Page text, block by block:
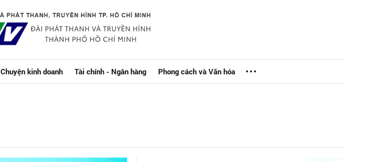
Chuyện kinh doanh Tài chính - Ngân hàng Phong cách và Văn hóa